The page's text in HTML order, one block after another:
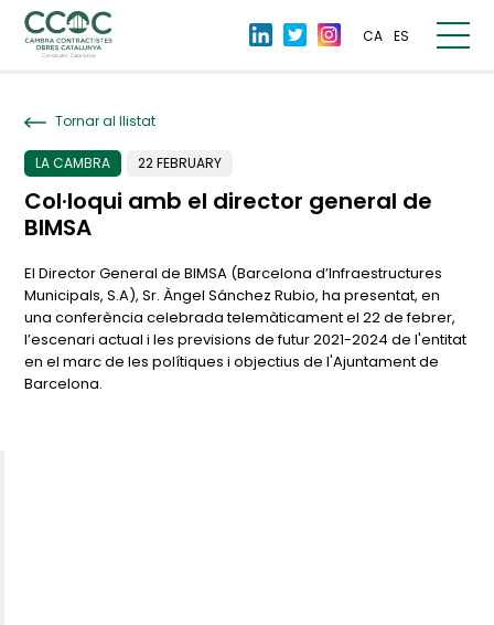
CA ES
Tornar al llistat
LA CAMBRA 22 FEBRUARY
Col·loqui amb el director general de
BIMSA
El Director General de BIMSA (Barcelona d’Infraestructures
Municipals, S.A), Sr. Àngel Sánchez Rubio, ha presentat, en
una conferència celebrada telemàticament el 22 de febrer,
l’escenari actual i les previsions de futur 2021-2024 de l'entitat
en el marc de les polítiques i objectius de l'Ajuntament de
Barcelona.